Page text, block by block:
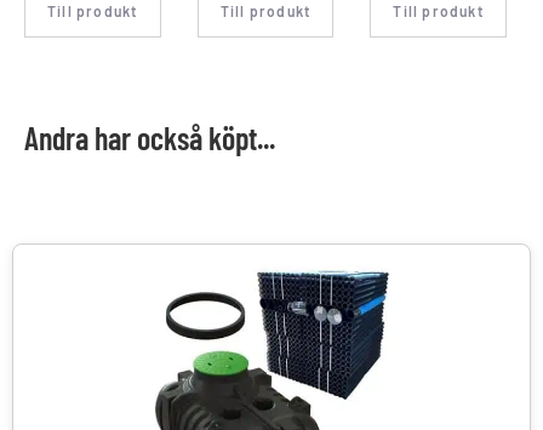
Till produkt Till produkt Till produkt
Andra har också köpt...